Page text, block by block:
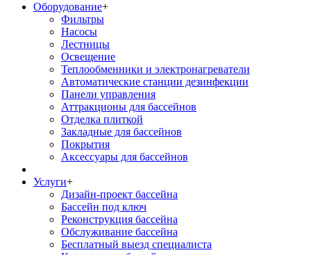
Оборудование+
Фильтры
Насосы
Лестницы
Освещение
Теплообменники и электронагреватели
Автоматические станции дезинфекции
Панели управления
Аттракционы для бассейнов
Отделка плиткой
Закладные для бассейнов
Покрытия
Аксессуары для бассейнов
Услуги+
Дизайн-проект бассейна
Бассейн под ключ
Реконструкция бассейна
Обслуживание бассейна
Бесплатный выезд специалиста